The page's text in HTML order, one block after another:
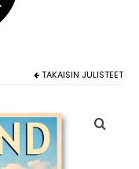
TAKAISIN JULISTEET